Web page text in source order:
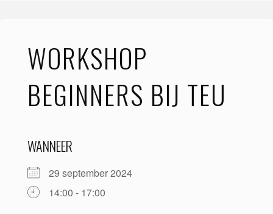
WORKSHOP
BEGINNERS BIJ TEU
WANNEER
29 september 2024
14:00 - 17:00